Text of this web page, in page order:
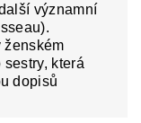
významní
ženském
která
dopisů